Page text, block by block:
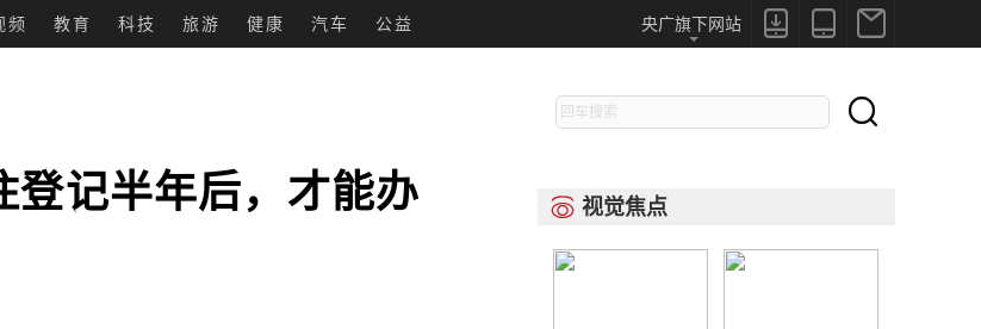
频 教育 科技 旅游 健康 汽车 公益 


央广旗下网站
记半年后，才能办

 视觉焦点